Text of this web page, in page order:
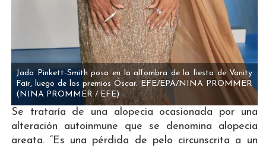
Jada Pinkett-Smith posa en la alfombra de la fiesta de Vanity
Fair, luego de los premios Óscar. EFE/EPA/NINA PROMMER
(NINA PROMMER / EFE)
Se trataría de una alopecia ocasionada por una
alteración autoinmune que se denomina alopecia
areata. “Es una pérdida de pelo circunscrita a un